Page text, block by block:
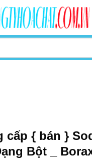
cấp { bán }
Bột _